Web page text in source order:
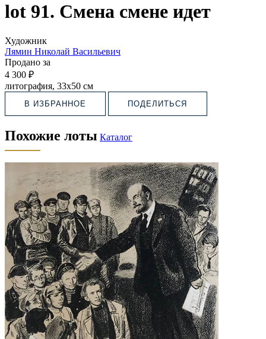
lot 91. Смена смене идет
Художник
Лямин Николай Васильевич
Продано за
4 300 ₽
литография, 33х50 см
В ИЗБРАННОЕ ПОДЕЛИТЬСЯ
Похожие лоты Каталог